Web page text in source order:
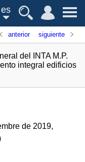
es
anterior siguiente
del INTA M.P.
integral edificios
de 2019,